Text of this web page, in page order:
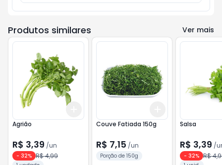
Produtos similares Ver mais
Add
Agrião
R$ 3,39 /un
- 32% R$ 4,99
Couve Fatiada 150g
R$ 7,15 /un
Porção de 150g
Salsa
R$ 3,39 /
- 32% R$